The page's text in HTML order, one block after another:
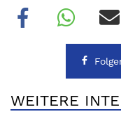
WEITERE